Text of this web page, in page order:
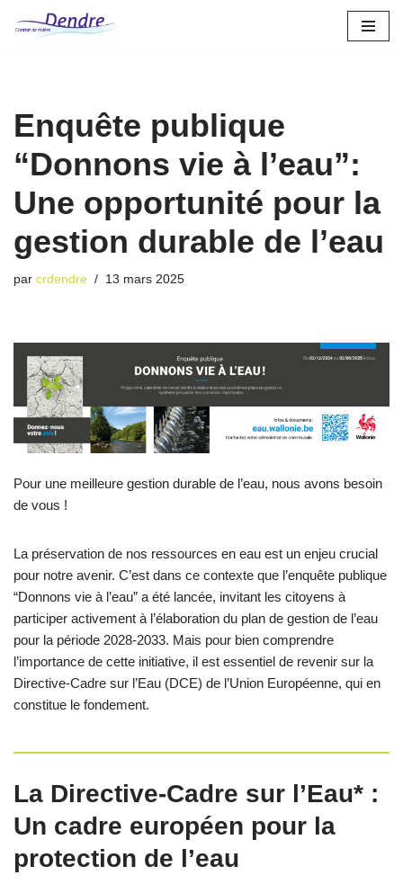
Enquête publique
“Donnons vie à l’eau”:
Une opportunité pour la
gestion durable de l’eau
par crdendre 13 mars 2025
Pour une meilleure gestion durable de l’eau, nous avons besoin
de vous !
La préservation de nos ressources en eau est un enjeu crucial
pour notre avenir. C’est dans ce contexte que l’enquête publique
“Donnons vie à l’eau” a été lancée, invitant les citoyens à
participer activement à l’élaboration du plan de gestion de l’eau
pour la période 2028-2033. Mais pour bien comprendre
l’importance de cette initiative, il est essentiel de revenir sur la
Directive-Cadre sur l’Eau (DCE) de l’Union Européenne, qui en
constitue le fondement.
La Directive-Cadre sur l’Eau* :
Un cadre européen pour la
protection de l’eau